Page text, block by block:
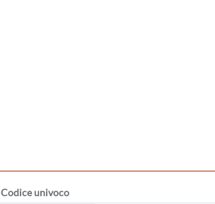
Codice univoco